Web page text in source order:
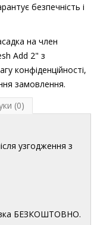
безпечність і
на член
Add 2" з
конфіденційності,
замовлення.
(0)
узгодження з
БЕЗКОШТОВНО.